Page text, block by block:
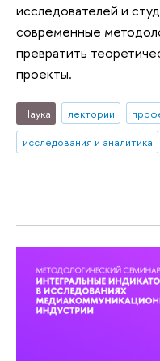
исследователей и
современные
превратить
проекты.
Наука лектории
исследования и аналитика